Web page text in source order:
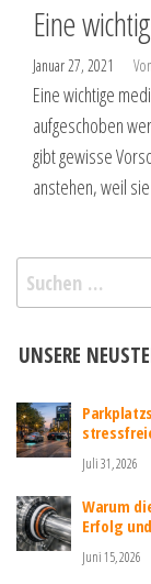
Eine
Januar 27, 2021 Von
Eine wichtige
aufgeschoben
gibt gewisse
anstehen, weil
Suchen
nach:
UNSERE
Juli 31, 2026
Warum
Erfolg
Juni 15, 2026